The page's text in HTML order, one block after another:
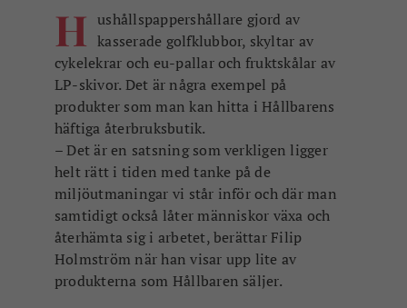
H ushållspappershållare gjord av
kasserade golfklubbor, skyltar av
cykelekrar och eu-pallar och fruktskålar av
LP-skivor. Det är några exempel på
produkter som man kan hitta i Hållbarens
häftiga återbruksbutik.
– Det är en satsning som verkligen ligger
helt rätt i tiden med tanke på de
miljöutmaningar vi står inför och där man
samtidigt också låter människor växa och
återhämta sig i arbetet, berättar Filip
Holmström när han visar upp lite av
produkterna som Hållbaren säljer.